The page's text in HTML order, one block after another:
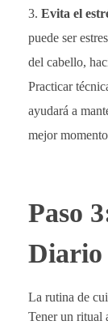
Evita el
puede ser
del cabello,
Practicar
ayudará a
mejor
Paso
Diario
La rutina de
Tener un ritual